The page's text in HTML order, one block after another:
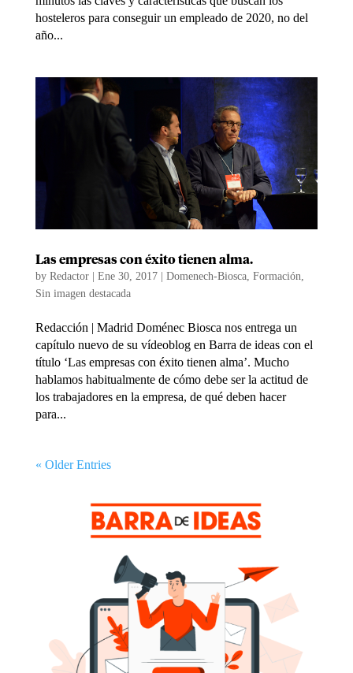
hosteleros para conseguir un empleado de 2020, no del
año...
Las empresas con éxito tienen alma.
by Redactor| Ene 30, 2017| Domenech-Biosca, Formación
Sin imagen destacada
Redacción | Madrid Doménec Biosca nos entrega un
capítulo nuevo de su vídeoblog en Barra de ideas con el
título ‘Las empresas con éxito tienen alma’. Mucho
hablamos habitualmente de cómo debe ser la actitud de
los trabajadores en la empresa, de qué deben hacer
para...
« Older Entries